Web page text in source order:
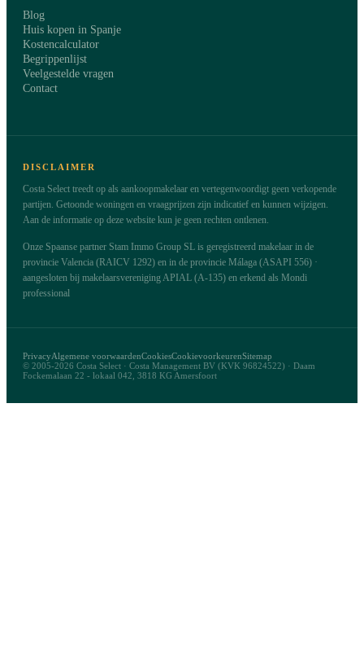
Blog
Huis kopen in Spanje
Kostencalculator
Begrippenlijst
Veelgestelde vragen
Contact
DISCLAIMER
Costa Select treedt op als aankoopmakelaar en vertegenwoordigt geen verkopende
partijen. Getoonde woningen en vraagprijzen zijn indicatief en kunnen wijzigen.
Aan de informatie op deze website kun je geen rechten ontlenen.
Onze Spaanse partner Stam Immo Group SL is geregistreerd makelaar in de
provincie Valencia (RAICV 1292) en in de provincie Málaga (ASAPI 556) ·
aangesloten bij makelaarsvereniging APIAL (A-135) en erkend als Mondi
professional
© 2005-2026 Costa Select · Costa Management BV (KVK 96824522) · Daam
Fockemalaan 22 - lokaal 042, 3818 KG Amersfoort
PrivacyAlgemene voorwaardenCookiesCookievoorkeurenSitemap